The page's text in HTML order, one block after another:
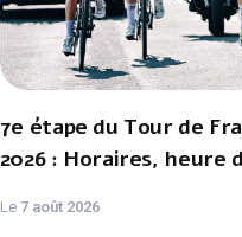
7e étape du Tour de
2026 : Horaires, heure
Le 7 août 2026